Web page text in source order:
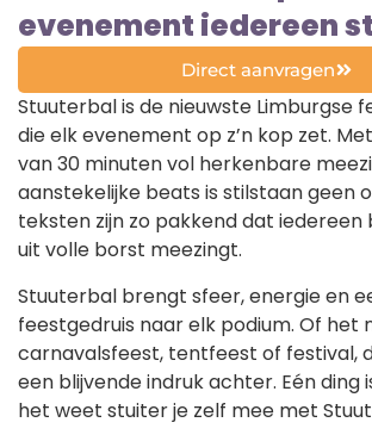
evenement iedereen
Direct aanvragen
Stuuterbal is de nieuwste Limburgse
die elk evenement op z’n kop zet.
van 30 minuten vol herkenbare
aanstekelijke beats is stilstaan geen
teksten zijn zo pakkend dat
uit volle borst meezingt.
Stuuterbal brengt sfeer, energie en
feestgedruis naar elk podium. Of het
carnavalsfeest, tentfeest of festival,
een blijvende indruk achter. Eén ding
het weet stuiter je zelf mee met